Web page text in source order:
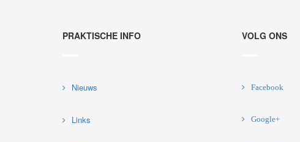
PRAKTISCHE INFO
Nieuws
Links
VOLG ONS
Facebook
Google+